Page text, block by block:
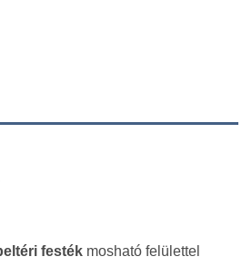
festékmosható felülettel